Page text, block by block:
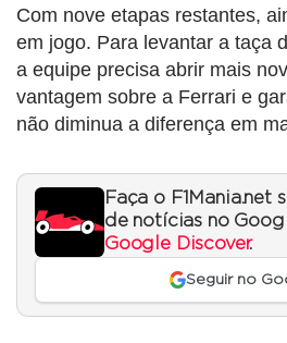
Com nove etapas restantes,
em jogo. Para levantar a taça
a equipe precisa abrir mais
vantagem sobre a Ferrari e
não diminua a diferença em
Faça o F1Mania.net
de notícias no
Google Discover.
Seguir no